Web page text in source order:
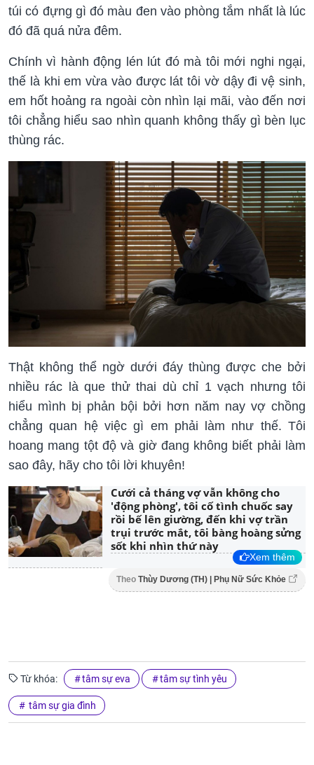
túi có đựng gì đó màu đen vào phòng tắm nhất là lúc
đó đã quá nửa đêm.
Chính vì hành động lén lút đó mà tôi mới nghi ngại,
thế là khi em vừa vào được lát tôi vờ dậy đi vệ sinh,
em hốt hoảng ra ngoài còn nhìn lại mãi, vào đến nơi
tôi chẳng hiểu sao nhìn quanh không thấy gì bèn lục
thùng rác.
Thật không thể ngờ dưới đáy thùng được che bởi
nhiều rác là que thử thai dù chỉ 1 vạch nhưng tôi
hiểu mình bị phản bội bởi hơn năm nay vợ chồng
chẳng quan hệ việc gì em phải làm như thế. Tôi
hoang mang tột độ và giờ đang không biết phải làm
sao đây, hãy cho tôi lời khuyên!
Cưới cả tháng vợ vẫn không cho
'động phòng', tôi cố tình chuốc say
rồi bế lên giường, đến khi vợ trần
trụi trước mắt, tôi bàng hoàng sửng
sốt khi nhìn thứ này
Xem thêm
Theo Thùy Dương (TH) | Phụ Nữ Sức Khỏe
Từ khóa: tâm sự eva tâm sự tình yêu
tâm sự gia đình